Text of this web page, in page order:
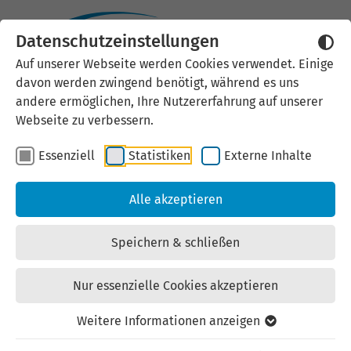
Datenschutzeinstellungen
Auf unserer Webseite werden Cookies verwendet. Einige
davon werden zwingend benötigt, während es uns
andere ermöglichen, Ihre Nutzererfahrung auf unserer
Webseite zu verbessern.
Essenziell Statistiken Externe Inhalte
Alle akzeptieren
Speichern & schließen
Nur essenzielle Cookies akzeptieren
Weitere Informationen anzeigen
InnoPRO: Exchange –
Forschung und
Innovation wirkungsvoll
skalieren